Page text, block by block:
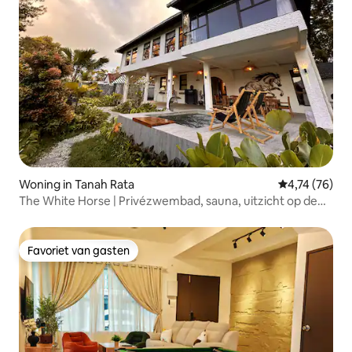
Woning in Tanah Rata Gemiddelde
4,74 (76)
The White Horse | Privézwembad, sauna, uitzicht op de
Favoriet van gasten
Favoriet van gasten